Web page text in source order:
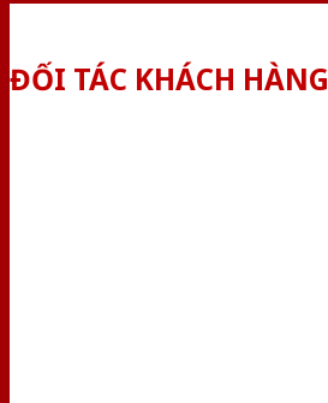
ĐỐI TÁC KHÁCH HÀNG